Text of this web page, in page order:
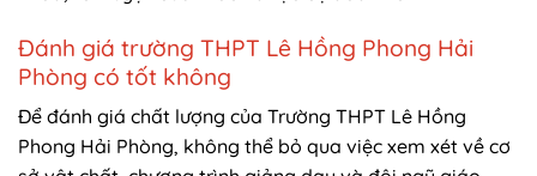
Đánh giá trường THPT Lê Hồng Phong Hải
Phòng có tốt không
Để đánh giá chất lượng của Trường THPT Lê Hồng
Phong Hải Phòng, không thể bỏ qua việc xem xét về cơ